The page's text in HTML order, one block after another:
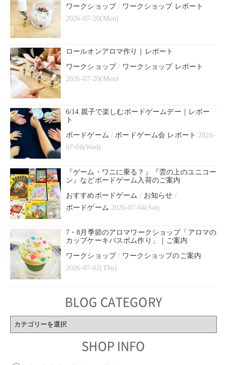
ワークショップ/ ワークショップ レポート
2026-07-20(Mon)
ロールオンアロマ作り｜レポート
ワークショップ/ ワークショップ レポート
2026-07-20(Mon)
6/14 親子で楽しむボードゲームデー｜レポー
ト
ボードゲーム /ボードゲーム会 レポート 2026-
07-08(Wed)
『ゲーム・ワニに乗る？』『雲の上のユニコー
ン』などボードゲーム入荷のご案内
おすすめボードゲーム / お知らせ /
ボードゲーム 2026-07-04(Sat)
7・8月季節のアロマワークショップ「アロマの
カップケーキバスボム作り」｜ご案内
ワークショップ/ ワークショップのご案内
2026-07-02(Thu)
BLOG CATEGORY
BLOG
CATEGORY
SHOP INFO